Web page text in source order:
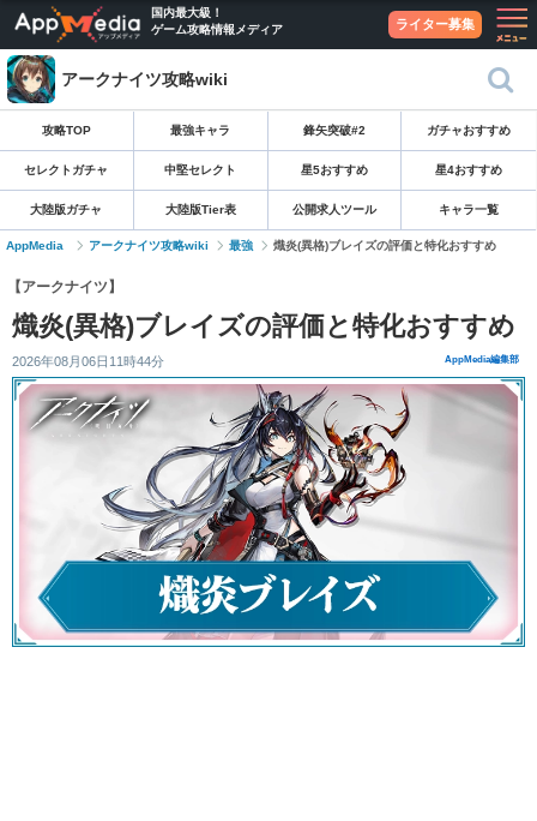
国内最大級！
ゲーム攻略情報メディア
ライター募集
アークナイツ攻略wiki
攻略TOP 最強キャラ 鋒矢突破#2 ガチャおすすめ
セレクトガチャ 中堅セレクト 星5おすすめ 星4おすすめ
大陸版ガチャ 大陸版Tier表 公開求人ツール キャラ一覧
AppMedia アークナイツ攻略wiki 最強 熾炎(異格)ブレイズの評価と特化おすすめ
【アークナイツ】
熾炎(異格)ブレイズの評価と特化おすすめ
2026年08月06日11時44分 AppMedia編集部